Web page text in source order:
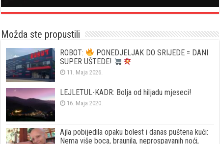
Možda ste propustili
ROBOT:
PONEDJELJAK DO SRIJEDE = DANI
SUPER UŠTEDE!
11. Maja 2026.
LEJLETUL-KADR: Bolja od hiljadu mjeseci!
16. Maja 2020.
Ajla pobijedila opaku bolest i danas puštena kući:
Nema više boca, braunila, neprospavanih noći,